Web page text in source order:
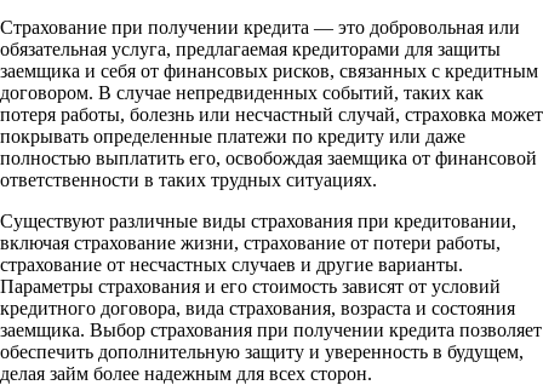
Страхование при получении кредита — это добровольная или
обязательная услуга, предлагаемая кредиторами для защиты
заемщика и себя от финансовых рисков, связанных с кредитным
договором. В случае непредвиденных событий, таких как
потеря работы, болезнь или несчастный случай, страховка может
покрывать определенные платежи по кредиту или даже
полностью выплатить его, освобождая заемщика от финансовой
ответственности в таких трудных ситуациях.
Существуют различные виды страхования при кредитовании,
включая страхование жизни, страхование от потери работы,
страхование от несчастных случаев и другие варианты.
Параметры страхования и его стоимость зависят от условий
кредитного договора, вида страхования, возраста и состояния
заемщика. Выбор страхования при получении кредита позволяет
обеспечить дополнительную защиту и уверенность в будущем,
делая займ более надежным для всех сторон.